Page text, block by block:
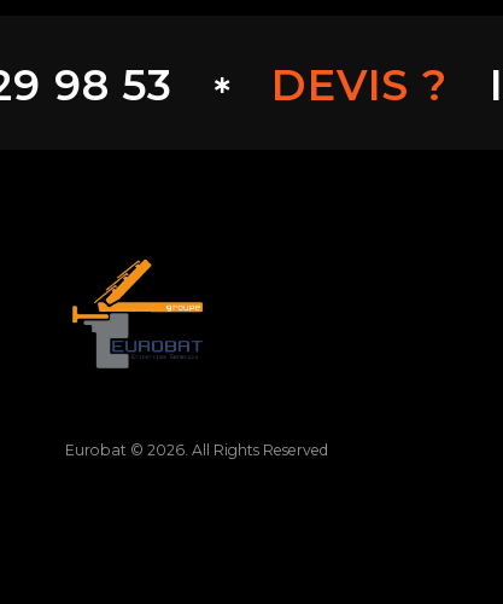
98 53 DEVIS ?
Eurobat © 2026. All Rights Reserved